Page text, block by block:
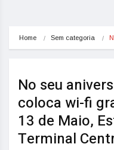
Home Sem categoria
No seu
coloca wi-fi
13 de Maio,
Terminal